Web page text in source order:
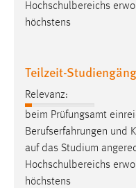
Hochschulbereichs
höchstens
Teilzeit-
Relevanz:
beim Prüfungsamt
Berufserfahrungen und
auf das Studium
Hochschulbereichs
höchstens